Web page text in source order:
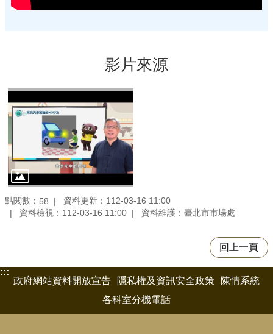
影片來源
點閱數： 58
資料更新：112-03-16 11:00
資料檢視：112-03-16 11:00
資料維護：臺北市市場處
回上一頁
:::
政府網站資料開放宣告
隱私權及資訊安全政策
陳情系統
各科室分機電話